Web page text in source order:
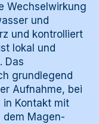
Wechselwirkung
und
und kontrolliert
lokal und
Das
grundlegend
Aufnahme, bei
in Kontakt mit
dem Magen-